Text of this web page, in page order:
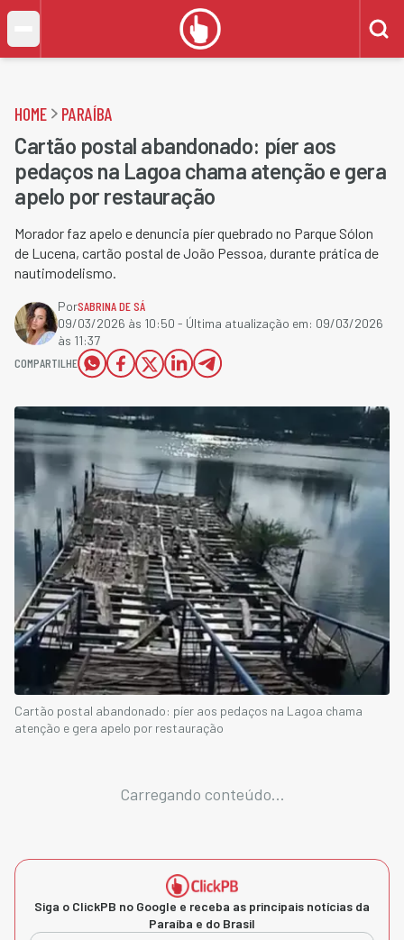
HOME PARAÍBA
Cartão postal abandonado: píer aos
pedaços na Lagoa chama atenção e gera
apelo por restauração
Morador faz apelo e denuncia píer quebrado no Parque Sólon
de Lucena, cartão postal de João Pessoa, durante prática de
nautimodelismo.
PorSABRINA DE SÁ
09/03/2026 às 10:50 - Última atualização em: 09/03/2026
às 11:37
COMPARTILHE
Cartão postal abandonado: píer aos pedaços na Lagoa chama
atenção e gera apelo por restauração
Carregando conteúdo...
Siga o ClickPB no Google e receba as principais notícias da
Paraíba e do Brasil